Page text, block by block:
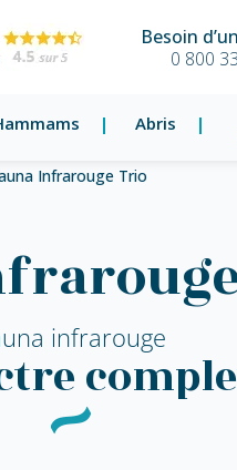
Besoin
0 800
Abris
Infrarouge Trio
infrarouge